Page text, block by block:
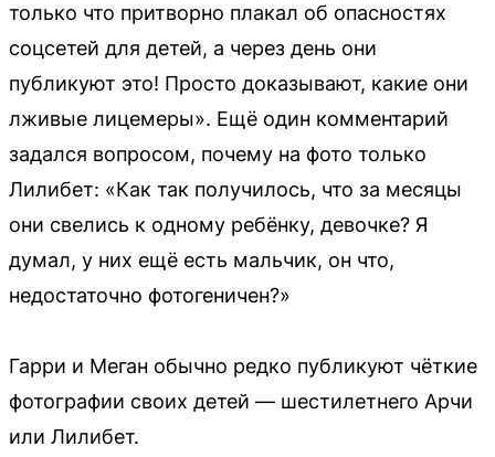
только что притворно плакал об опасностях
соцсетей для детей, а через день они
публикуют это! Просто доказывают, какие они
лживые лицемеры». Ещё один комментарий
задался вопросом, почему на фото только
Лилибет: «Как так получилось, что за месяцы
они свелись к одному ребёнку, девочке? Я
думал, у них ещё есть мальчик, он что,
недостаточно фотогеничен?»
Гарри и Меган обычно редко публикуют чёткие
фотографии своих детей — шестилетнего Арчи
или Лилибет.